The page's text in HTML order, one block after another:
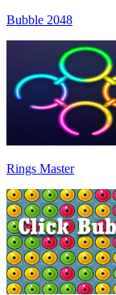
Bubble 2048
Rings Master